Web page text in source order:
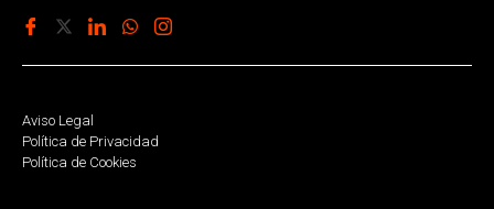
Aviso Legal
Política de Privacidad
Política de Cookies